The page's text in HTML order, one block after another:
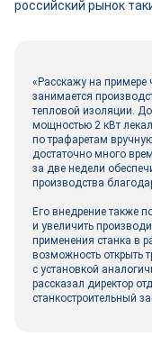
российский рынок
«Расскажу на примере
занимается
тепловой изоляции. До
мощностью 2 кВт
по трафаретам
достаточно много
за две недели
производства
Его внедрение также
и увеличить
применения станка в
возможность открыть
с установкой
рассказал директор
станкостроительный